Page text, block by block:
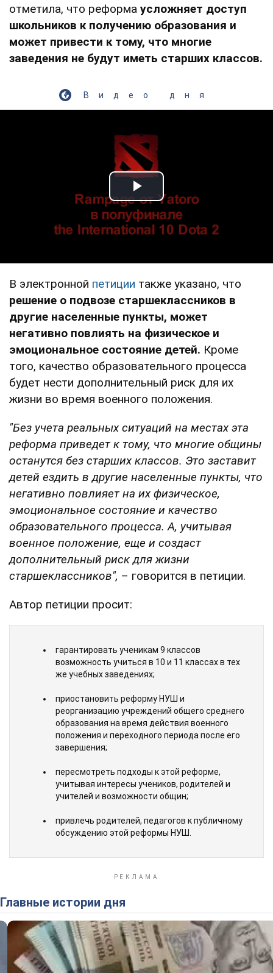
отметила, что реформа усложняет доступ
школьников к получению образования и
может привести к тому, что многие
заведения не будут иметь старших классов.
Видео дня
Play Video
В электронной петиции также указано, что
решение о подвозе старшеклассников в
другие населенные пункты, может
негативно повлиять на физическое и
эмоциональное состояние детей. Кроме
того, качество образовательного процесса
будет нести дополнительный риск для их
жизни во время военного положения.
"Без учета реальных ситуаций на местах эта
реформа приведет к тому, что многие общины
останутся без старших классов. Это заставит
детей ездить в другие населенные пункты, что
негативно повлияет на их физическое,
эмоциональное состояние и качество
образовательного процесса. А, учитывая
военное положение, еще и создаст
дополнительный риск для жизни
старшеклассников", – говорится в петиции.
Автор петиции просит:
гарантировать ученикам 9 классов
возможность учиться в 10 и 11 классах в тех
же учебных заведениях;
приостановить реформу НУШ и
реорганизацию учреждений общего среднего
образования на время действия военного
положения и переходного периода после его
завершения;
пересмотреть подходы к этой реформе,
учитывая интересы учеников, родителей и
учителей и возможности общин;
привлечь родителей, педагогов к публичному
обсуждению этой реформы НУШ.
Главные истории дня